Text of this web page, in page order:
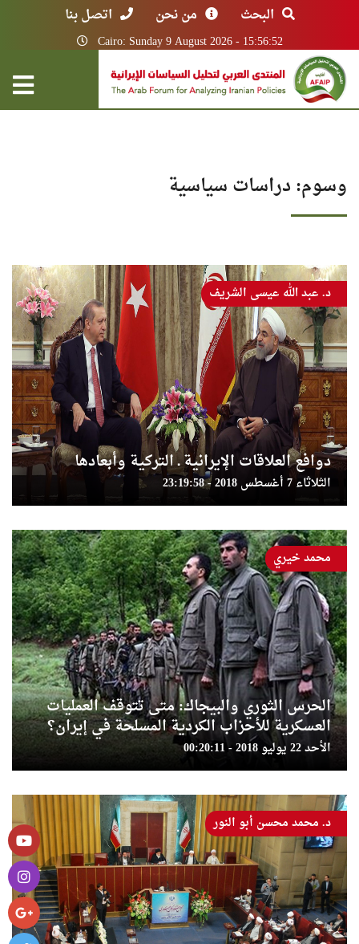
البحث من نحن اتصل بنا
Cairo: Sunday 9 August 2026 - 15:56:52
وسوم: دراسات سياسية
دوافع العلاقات الإيرانية ـ التركية وأبعادها
الثلاثاء 7 أغسطس 2018 - 23:19:58
د. عبد الله عيسى الشريف
الحرس الثوري والبيجاك: متى تتوقف العمليات
العسكرية للأحزاب الكردية المسلحة في إيران؟
الأحد 22 يوليو 2018 - 00:20:11
محمد خيري
د. محمد محسن أبو النور